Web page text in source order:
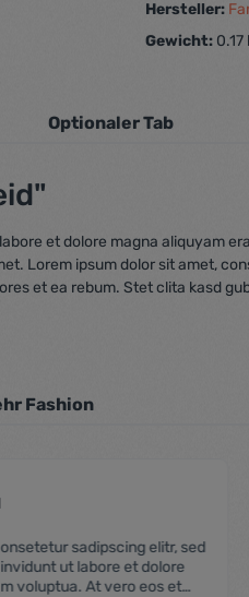
Hersteller:
Gewicht: 0.17
Optionaler Tab
et dolore magna aliquyam
Lorem ipsum dolor sit amet,
et ea rebum. Stet clita kasd
Fashion
sadipscing elitr, sed
ut labore et dolore
voluptua. At vero eos et